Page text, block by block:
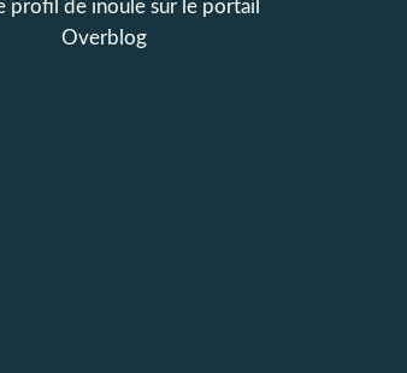
profil de inoulesur le portail
Overblog